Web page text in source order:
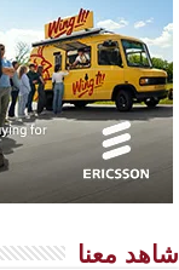
شاهد معنا